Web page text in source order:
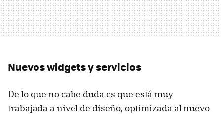
Nuevos widgets y servicios
De lo que no cabe duda es que está muy
trabajada a nivel de diseño, optimizada al nuevo